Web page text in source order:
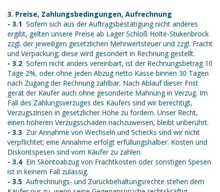
3. Preise, Zahlungsbedingungen, Aufrechnung
- 3.1 Sofern sich aus der Auftragsbestätigung nicht anderes
ergibt, gelten unsere Preise ab Lager Schloß Holte-Stukenbrock
zzgl. der jeweiligen gesetzlichen Mehrwertsteuer und zzgl. Fracht
und Verpackung; diese wird gesondert in Rechnung gestellt.
- 3.2 Sofern nicht anders vereinbart, ist der Rechnungsbetrag 10
Tage 2%, oder ohne jeden Abzug netto Kasse binnen 30 Tagen
nach Zugang der Rechnung zahlbar. Nach Ablauf dieser Frist
gerät der Käufer auch ohne gesonderte Mahnung in Verzug. Im
Fall des Zahlungsverzuges des Käufers sind wir berechtigt,
Verzugszinsen in gesetzlicher Höhe zu fordern. Unser Recht,
einen höheren Verzugsschaden nachzuweisen, bleibt unberührt.
- 3.3 Zur Annahme von Wechseln und Schecks sind wir nicht
verpflichtet; eine Annahme erfolgt erfüllungshalber. Kosten und
Diskontspesen sind vom Käufer zu zahlen.
- 3.4Ein Skontoabzug von Frachtkosten oder sonstigen Spesen
ist in keinem Fall zulässig.
- 3.5 Aufrechnungs- und Zurückbehaltungsrechte stehen dem